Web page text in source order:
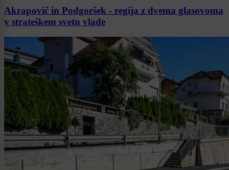
Akrapovič in Podgoršek - regija z dvema glasovoma
v strateškem svetu vlade